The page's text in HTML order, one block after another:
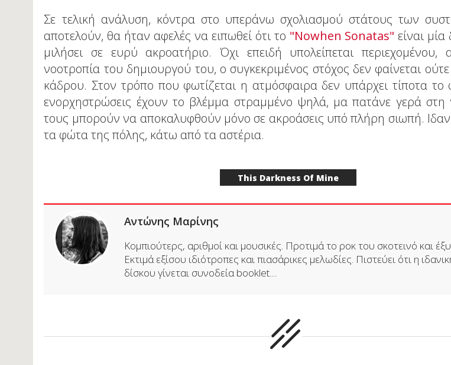
Σε τελική ανάλυση, κόντρα στο υπεράνω σχολιασμού στάτους των
αποτελούν, θα ήταν αφελές να ειπωθεί ότι το "Nowhen Sonatas" είναι
μιλήσει σε ευρύ ακροατήριο. Όχι επειδή υπολείπεται περιεχομένου,
νοοτροπία του δημιουργού του, ο συγκεκριμένος στόχος δεν φαίνεται
κάδρου. Στον τρόπο που φωτίζεται η ατμόσφαιρα δεν υπάρχει τίποτα το
ενορχηστρώσεις έχουν το βλέμμα στραμμένο ψηλά, μα πατάνε γερά στη
τους μπορούν να αποκαλυφθούν μόνο σε ακροάσεις υπό πλήρη σιωπή.
τα φώτα της πόλης, κάτω από τα αστέρια.
This Darkness Of Mine
Αντώνης Μαρίνης
Κομπιούτερς, αριθμοί και μουσικές. Προτιμά το ροκ του σκοτεινό και
Εκτιμά εξίσου ιδιότροπες και πιασάρικες μελωδίες. Πιστεύει ότι η
δίσκου γίνεται συνοδεία booklet....